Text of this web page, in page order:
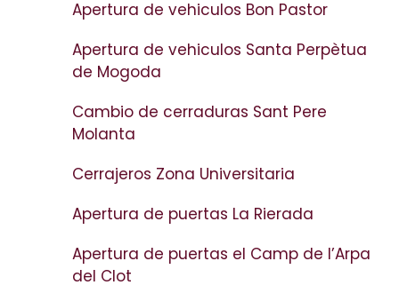
Apertura de vehiculos Bon Pastor
Apertura de vehiculos Santa Perpètua
de Mogoda
Cambio de cerraduras Sant Pere
Molanta
Cerrajeros Zona Universitaria
Apertura de puertas La Rierada
Apertura de puertas el Camp de l’Arpa
del Clot